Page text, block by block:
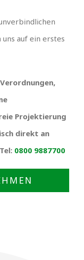
auf ein erstes
Projektierung
direkt an
0800 9887700